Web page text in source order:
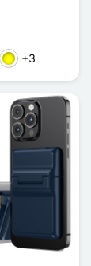
Amarelo
+3